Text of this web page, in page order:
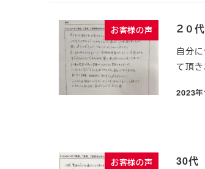
お客様の声 ２０
自分
て頂
投稿日
2023
お客様の声 30代